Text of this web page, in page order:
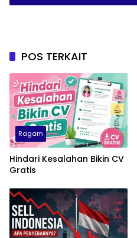
POS TERKAIT
Ragam
Hindari Kesalahan Bikin CV
Gratis